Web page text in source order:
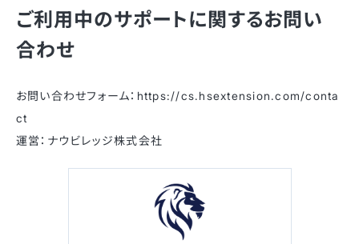
ご利用中のサポートに関するお問い
合わせ
お問い合わせフォーム：https://cs.hsextension.com/conta
ct
運営：ナウビレッジ株式会社